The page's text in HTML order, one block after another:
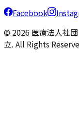
Facebook
© 2026 医療法人社
立. All Rights